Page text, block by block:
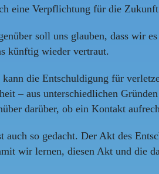
eine Verpflichtung für die
soll uns glauben, dass wir
künftig wieder vertraut.
die Entschuldigung für
– aus unterschiedlichen
darüber, ob ein Kontakt
so gedacht. Der Akt des
wir lernen, diesen Akt und die